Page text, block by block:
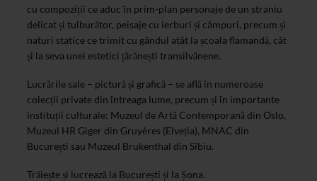
cu compoziții ce aduc în prim-plan personaje de un straniu
delicat și tulburător, peisaje cu ierburi și câmpuri, precum și
naturi statice ce trimit cu gândul atât la școala flamandă, cât
și la seva unei estetici țărănești transilvănene.
Lucrările sale – pictură și grafică – se află în numeroase
colecții private din întreaga lume, precum și în importante
instituții culturale: Muzeul de Artă Contemporană din Oslo,
Muzeul HR Giger din Gruyères (Elveția), MNAC din
București sau Muzeul Brukenthal din Sibiu.
Trăiește și lucrează la București și la Șona.